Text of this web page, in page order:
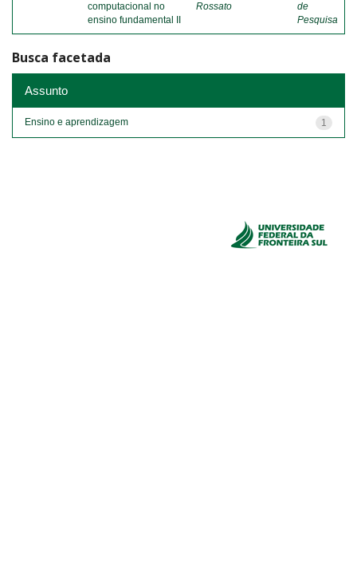
computacional no
ensino fundamental II
Rossato
de
Pesquisa
Busca facetada
Assunto
1
Ensino e aprendizagem